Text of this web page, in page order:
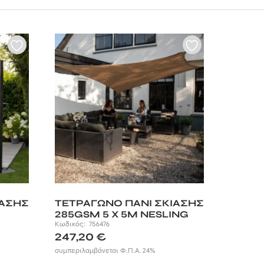
εμφάνιση
και
στο χώρο σας
αυτόν τόσο
ΤΕΤΡΑΓΩΝΟ ΠΑΝΙ ΣΚΙΑΣΗΣ
285GSM 5 X 5M NESLING
Κωδικός: 756476
247,20 €
συμπεριλαμβάνεται Φ.Π.Α. 24%